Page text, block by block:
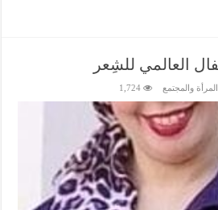
المرأة والمجتمع 1,724